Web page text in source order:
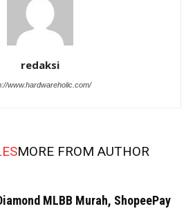
redaksi
www.hardwareholic.com/
MORE FROM AUTHOR
MLBB Murah, ShopeePay